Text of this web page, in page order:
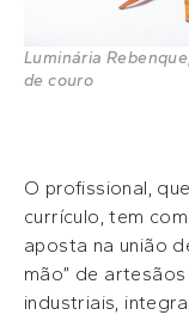
Luminária
de couro
O profissional,
currículo, tem
aposta na união
mão” de
industriais,